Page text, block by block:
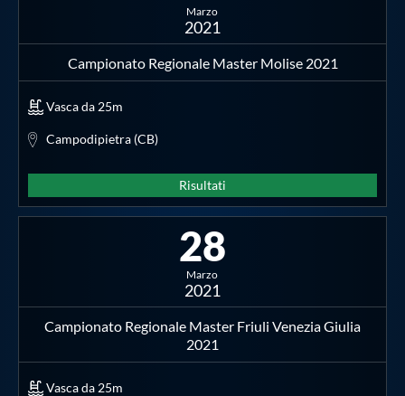
Marzo
2021
Campionato Regionale Master Molise 2021
Vasca da 25m
Campodipietra (CB)
Risultati
28
Marzo
2021
Campionato Regionale Master Friuli Venezia Giulia
2021
Vasca da 25m